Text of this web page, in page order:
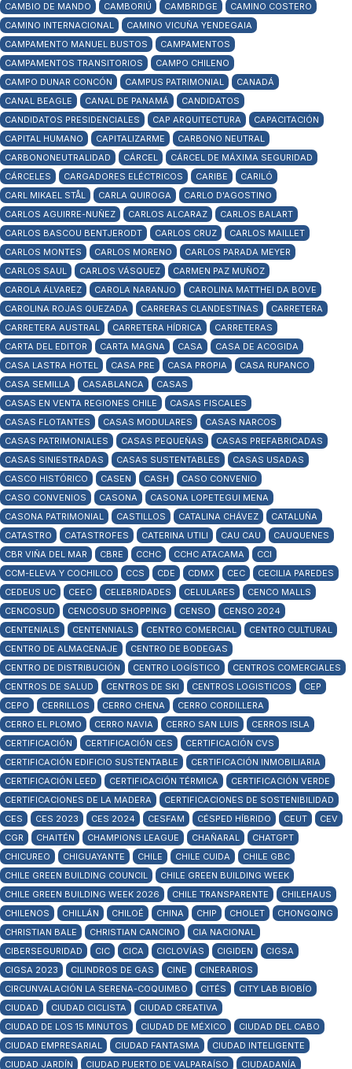
CAMBIO DE MANDO
CAMBORIÚ CAMBRIDGE
CAMINO COSTERO
CAMINO INTERNACIONAL
CAMINO VICUÑA YENDEGAIA
CAMPAMENTO MANUEL BUSTOS
CAMPAMENTOS
CAMPAMENTOS TRANSITORIOS
CAMPO CHILENO
CAMPO DUNAR CONCÓN
CAMPUS PATRIMONIAL
CANADÁ
CANAL BEAGLE
CANAL DE PANAMÁ
CANDIDATOS
CANDIDATOS PRESIDENCIALES
CAP ARQUITECTURA
CAPACITACIÓN
CAPITAL HUMANO
CAPITALIZARME
CARBONO NEUTRAL
CARBONONEUTRALIDAD
CÁRCEL
CÁRCEL DE MÁXIMA SEGURIDAD
CÁRCELES
CARGADORES ELÉCTRICOS CARIBE
CARILÓ
CARL MIKAEL STÅL
CARLA QUIROGA
CARLO D'AGOSTINO
CARLOS AGUIRRE-NUÑEZ
CARLOS ALCARAZ
CARLOS BALART
CARLOS BASCOU BENTJERODT
CARLOS CRUZ
CARLOS MAILLET
CARLOS MONTES
CARLOS MORENO
CARLOS PARADA MEYER
CARLOS SAUL
CARLOS VÁSQUEZ
CARMEN PAZ MUÑOZ
CAROLA ÁLVAREZ
CAROLA NARANJO
CAROLINA MATTHEI DA BOVE
CAROLINA ROJAS QUEZADA
CARRERAS CLANDESTINAS
CARRETERA
CARRETERA AUSTRAL
CARRETERA HÍDRICA
CARRETERAS
CARTA DEL EDITOR
CARTA MAGNA CASA
CASA DE ACOGIDA
CASA LASTRA HOTEL
CASA PRE CASA PROPIA
CASA RUPANCO
CASA SEMILLA
CASABLANCA
CASAS
CASAS EN VENTA REGIONES CHILE
CASAS FISCALES
CASAS FLOTANTES
CASAS MODULARES
CASAS NARCOS
CASAS PATRIMONIALES
CASAS PEQUEÑAS
CASAS PREFABRICADAS
CASAS SINIESTRADAS
CASAS SUSTENTABLES
CASAS USADAS
CASCO HISTÓRICO
CASEN CASH
CASO CONVENIO
CASO CONVENIOS
CASONA
CASONA LOPETEGUI MENA
CASONA PATRIMONIAL
CASTILLOS CATALINA CHÁVEZ
CATALUÑA
CATASTRO
CATASTROFES CATERINA UTILI CAU CAU
CAUQUENES
CBR VIÑA DEL MAR
CBRE CCHC CCHC ATACAMA
CCI
CCM-ELEVA Y COCHILCO
CCS CDE CDMX CEC
CECILIA PAREDES
CEDEUS UC
CEEC CELEBRIDADES CELULARES
CENCO MALLS
CENCOSUD
CENCOSUD SHOPPING CENSO
CENSO 2024
CENTENIALS
CENTENNIALS CENTRO COMERCIAL
CENTRO CULTURAL
CENTRO DE ALMACENAJE
CENTRO DE BODEGAS
CENTRO DE DISTRIBUCIÓN
CENTRO LOGÍSTICO
CENTROS COMERCIALES
CENTROS DE SALUD
CENTROS DE SKI CENTROS LOGISTICOS
CEP
CEPO
CERRILLOS CERRO CHENA
CERRO CORDILLERA
CERRO EL PLOMO
CERRO NAVIA CERRO SAN LUIS
CERROS ISLA
CERTIFICACIÓN
CERTIFICACIÓN CES
CERTIFICACIÓN CVS
CERTIFICACIÓN EDIFICIO SUSTENTABLE
CERTIFICACIÓN INMOBILIARIA
CERTIFICACIÓN LEED
CERTIFICACIÓN TÉRMICA
CERTIFICACIÓN VERDE
CERTIFICACIONES DE LA MADERA
CERTIFICACIONES DE SOSTENIBILIDAD
CES
CES 2023 CES 2024 CESFAM CÉSPED HÍBRIDO CEUT
CEV
CGR
CHAITÉN CHAMPIONS LEAGUE CHAÑARAL
CHATGPT
CHICUREO
CHIGUAYANTE CHILE CHILE CUIDA
CHILE GBC
CHILE GREEN BUILDING COUNCIL
CHILE GREEN BUILDING WEEK
CHILE GREEN BUILDING WEEK 2026
CHILE TRANSPARENTE
CHILEHAUS
CHILENOS
CHILLÁN CHILOÉ CHINA CHIP CHOLET
CHONGQING
CHRISTIAN BALE
CHRISTIAN CANCINO
CIA NACIONAL
CIBERSEGURIDAD
CIC CICA CICLOVÍAS CIGIDEN
CIGSA
CIGSA 2023
CILINDROS DE GAS CINE
CINERARIOS
CIRCUNVALACIÓN LA SERENA-COQUIMBO
CITÉS
CITY LAB BIOBÍO
CIUDAD
CIUDAD CICLISTA
CIUDAD CREATIVA
CIUDAD DE LOS 15 MINUTOS
CIUDAD DE MÉXICO
CIUDAD DEL CABO
CIUDAD EMPRESARIAL
CIUDAD FANTASMA
CIUDAD INTELIGENTE
CIUDAD JARDÍN
CIUDAD PUERTO DE VALPARAÍSO
CIUDADANÍA